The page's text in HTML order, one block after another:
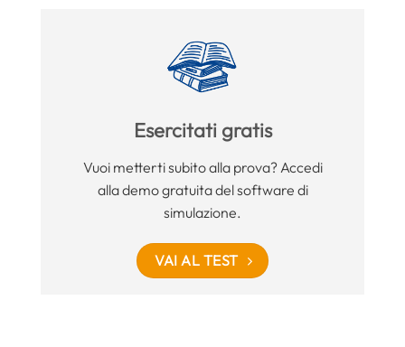
Esercitati gratis
Vuoi metterti subito alla prova? Accedi
alla demo gratuita del software di
simulazione.
VAI AL TEST